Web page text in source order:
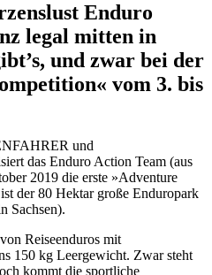
Enduro
legal mitten in
und zwar bei der
vom 3. bis
und
das Enduro Action Team (aus
2019 die erste »Adventure
der 80 Hektar große Enduropark
Sachsen).
Reiseenduros mit
150 kg Leergewicht. Zwar steht
kommt die sportliche